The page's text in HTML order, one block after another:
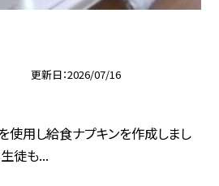
更新日 2026/07/16
使用し給食ナプキンを作成しまし
徒も...